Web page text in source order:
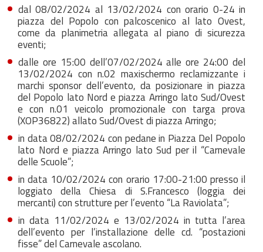
dal 08/02/2024 al 13/02/2024 con orario 0-24 in
piazza del Popolo con palcoscenico al lato Ovest,
come da planimetria allegata al piano di sicurezza
eventi;
dalle ore 15:00 dell’07/02/2024 alle ore 24:00 del
13/02/2024 con n.02 maxischermo reclamizzante i
marchi sponsor dell’evento, da posizionare in piazza
del Popolo lato Nord e piazza Arringo lato Sud/Ovest
e con n.01 veicolo promozionale con targa prova
(XOP36822) allato Sud/Ovest di piazza Arringo;
in data 08/02/2024 con pedane in Piazza Del Popolo
lato Nord e piazza Arringo lato Sud per il “Carnevale
delle Scuole”;
in data 10/02/2024 con orario 17:00-21:00 presso il
loggiato della Chiesa di S.Francesco (loggia dei
mercanti) con strutture per l’evento “La Raviolata”;
in data 11/02/2024 e 13/02/2024 in tutta l’area
dell’evento per l’installazione delle cd. “postazioni
fisse” del Carnevale ascolano.